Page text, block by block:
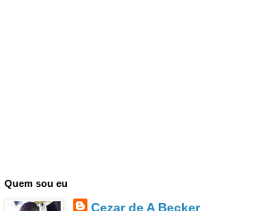
Quem sou eu
Cezar de A Becker